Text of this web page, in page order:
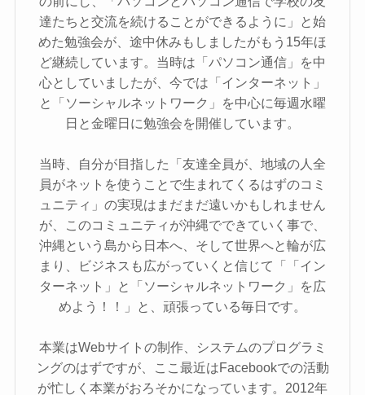
達たちと交流を続けることができるように」と始
めた勉強会が、途中休みもしましたがもう15年ほ
ど継続しています。当時は「パソコン通信」を中
心としていましたが、今では「インターネット」
と「ソーシャルネットワーク」を中心に毎週水曜
日と金曜日に勉強会を開催しています。
当時、自分が目指した「友達全員が、地域の人全
員がネットを使うことで生まれてくるはずのコミ
ュニティ」の実現はまだまだ遠いかもしれません
が、このコミュニティが沖縄でできていく事で、
沖縄という島から日本へ、そして世界へと輪が広
まり、ビジネスも広がっていくと信じて「「イン
ターネット」と「ソーシャルネットワーク」を広
めよう！！」と、頑張っている毎日です。
本業はWebサイトの制作、システムのプログラミ
ングのはずですが、ここ最近はFacebookでの活動
が忙しく本業がおろそかになっています。2012年